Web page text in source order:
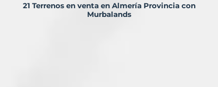
21 Terrenos en venta en Almería Provincia con
Murbalands